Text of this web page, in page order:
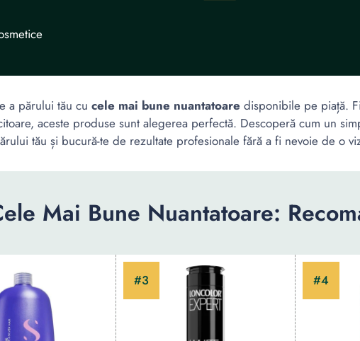
a părului tău cu cele mai bune nuantatoare disponibile pe piață.
aceste produse sunt alegerea perfectă. Descoperă cum un
tău și bucură-te de rezultate profesionale fără a fi nevoie de o
Mai Bune Nuantatoare: